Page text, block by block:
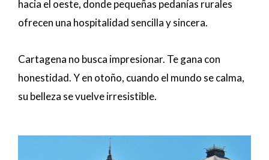
hacia el oeste, donde pequeñas pedanías rurales
ofrecen una hospitalidad sencilla y sincera.
Cartagena no busca impresionar. Te gana con
honestidad. Y en otoño, cuando el mundo se calma,
su belleza se vuelve irresistible.